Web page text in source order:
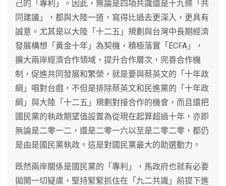
己的「專利」。因此，無論是四項共識還是十九條「共
同建議」，都與大陸一道，寫得比過去更深入，更具有
誠意。尤其是以大陸「十二五」規劃與台灣中長期經濟
發展構想「黃金十年」為契機，積極落實「ECFA」，
擴大兩岸經濟合作領域，提升合作層次，完善合作機
制，促進共同發展和繁榮，就是要與蔡英文的「十年政
綱」唱對台戲，不但是排除蔡英文和民進黨的「十年政
綱」與大陸「十二五」規劃對接合作的機會，而且還把
國民黨的執政期望值設置為從現在起算超過十年，亦即
無論是二零一二，還是二零一六以至是二零二零，都仍
是由是國民黨執政。這是對國民黨最大的助選動力。
既然兩岸關係是國民黨的「專利」，馬政府也就有必要
拋開一切疑慮，堅持緊緊抓住在「九二共識」前提下進